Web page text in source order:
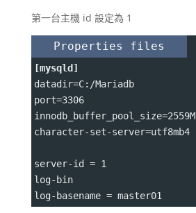
第一台主機 id 設定為 1
Properties files
[mysqld]
datadir=C: /Mariadb
port=3306
innodb_buffer_pool_size=2559M
character-set-server=utf8mb4
server-id = 1
log-bin
log-basename = master01